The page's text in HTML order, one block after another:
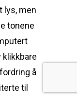
lys, men
tonene
å
til